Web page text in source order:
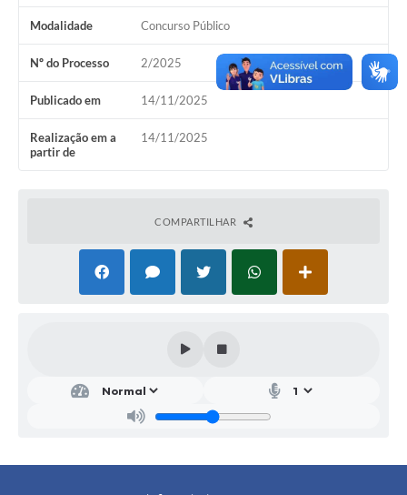
Formulários
Ouvidoria
SIC
Conselhos Municipais
Telefones Úteis
Modalidade Concurso Público
Nº do Processo 2/2025
Publicado em 14/11/2025
Realização em a
partir de
14/11/2025
COMPARTILHAR